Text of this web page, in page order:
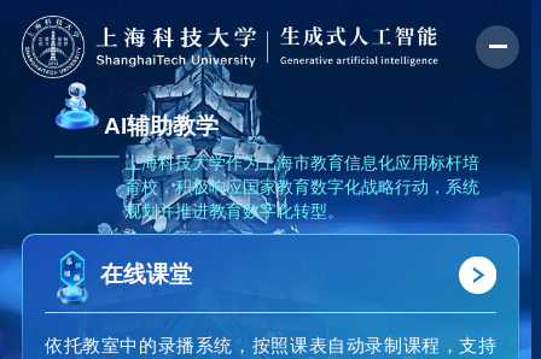
AI辅助教学
上海科技大学作为上海市教育信息化应用标杆培
育校，积极响应国家教育数字化战略行动，系统
规划并推进教育数字化转型。
在线课堂
依托教室中的录播系统，按照课表自动录制课程，支持